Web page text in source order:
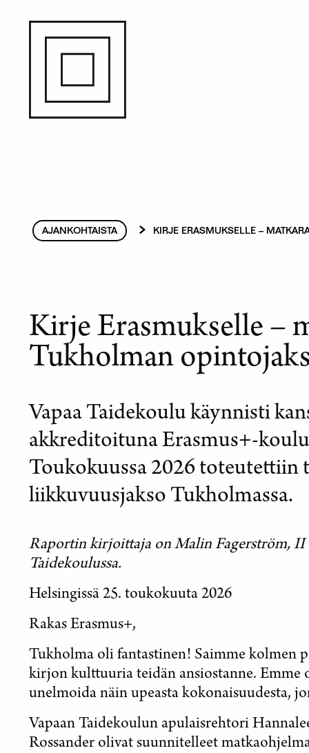
Hyppää
pääsisältöön
Murupolku
AJANKOHTAISTA KIRJE ERASMUKSELLE –
Kirje Erasmukselle –
Tukholman
Vapaa Taidekoulu käynnisti
akkreditoituna Erasmus+-
Toukokuussa 2026 toteutettiin
liikkuvuusjakso Tukholmassa.
Raportin kirjoittaja on Malin Fagerström, II
Taidekoulussa.
Helsingissä 25. toukokuuta 2026
Rakas Erasmus+,
Tukholma oli fantastinen! Saimme kolmen
kirjon kulttuuria teidän ansiostanne. Emme
unelmoida näin upeasta kokonaisuudesta,
Vapaan Taidekoulun apulaisrehtori
Rossander olivat suunnitelleet